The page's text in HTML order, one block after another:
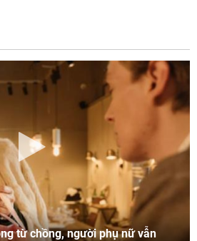
từ chồng, người phụ nữ vẫn